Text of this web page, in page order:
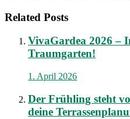
Related Posts
VivaGardea 2026 –
Traumgarten!
1. April 2026
Der Frühling steht
deine